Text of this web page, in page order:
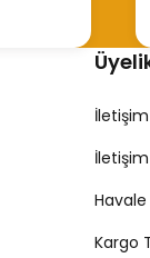
İletişim
Kargo